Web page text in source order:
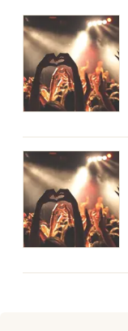
Concerts en
Concerts en
Newsletter
Artistes en